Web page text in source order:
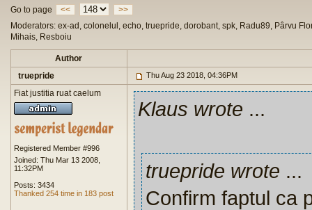
Go to page
<<
>>
Moderators: ex-ad, colonelul, echo, truepride, dorobant, spk, Radu89, Pârvu
Mihais, Resboiu
Author
truepride
Thu Aug 23 2018, 04:36PM
Fiat justitia ruat caelum
Registered Member #996
Joined: Thu Mar 13 2008,
11:32PM
Posts: 3434
Thanked 254 time in 183 post
Klaus wrote ...
truepride wrote ...
Confirm faptul ca